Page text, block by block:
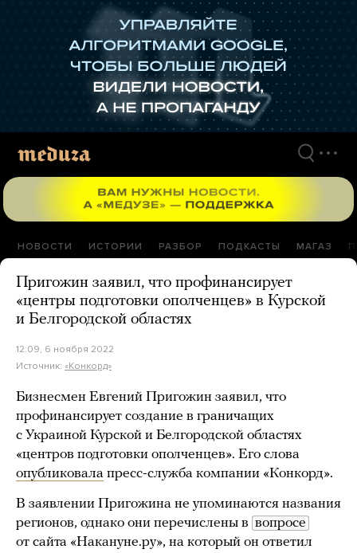
НОВОСТИ ИСТОРИИ РАЗБОР ПОДКАСТЫ МАГАЗ
Пригожин заявил, что профинансирует
«центры подготовки ополченцев» в Курской
и Белгородской областях
12:09, 6 ноября 2022
Источник: «Конкорд»
Бизнесмен Евгений Пригожин заявил, что
профинансирует создание в граничащих
с Украиной Курской и Белгородской областях
«центров подготовки ополченцев». Его слова
опубликовала пресс-служба компании «Конкорд».
В заявлении Пригожина не упоминаются названия
регионов, однако они перечислены в вопросе
от сайта «Накануне.ру», на который он ответил